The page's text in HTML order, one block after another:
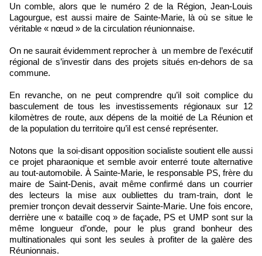
Un comble, alors que le numéro 2 de la Région, Jean-Louis
Lagourgue, est aussi maire de Sainte-Marie, là où se situe le
véritable « nœud » de la circulation réunionnaise.
On ne saurait évidemment reprocher à un membre de l’exécutif
régional de s’investir dans des projets situés en-dehors de sa
commune.
En revanche, on ne peut comprendre qu’il soit complice du
basculement de tous les investissements régionaux sur 12
kilomètres de route, aux dépens de la moitié de La Réunion et
de la population du territoire qu’il est censé représenter.
Notons que la soi-disant opposition socialiste soutient elle aussi
ce projet pharaonique et semble avoir enterré toute alternative
au tout-automobile. À Sainte-Marie, le responsable PS, frère du
maire de Saint-Denis, avait même confirmé dans un courrier
des lecteurs la mise aux oubliettes du tram-train, dont le
premier tronçon devait desservir Sainte-Marie. Une fois encore,
derrière une « bataille coq » de façade, PS et UMP sont sur la
même longueur d’onde, pour le plus grand bonheur des
multinationales qui sont les seules à profiter de la galère des
Réunionnais.